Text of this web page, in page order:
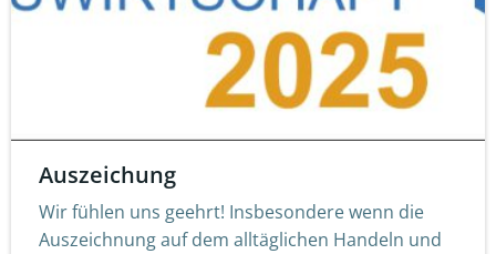
Auszeichung
Wir fühlen uns geehrt! Insbesondere wenn die
Auszeichnung auf dem alltäglichen Handeln und